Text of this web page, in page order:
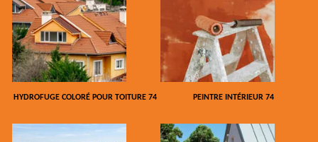
HYDROFUGE COLORÉ POUR TOITURE 74 PEINTRE INTÉRIEUR 74